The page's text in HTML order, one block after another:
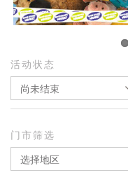
活动状态
尚未结束
门市筛选
选择地区